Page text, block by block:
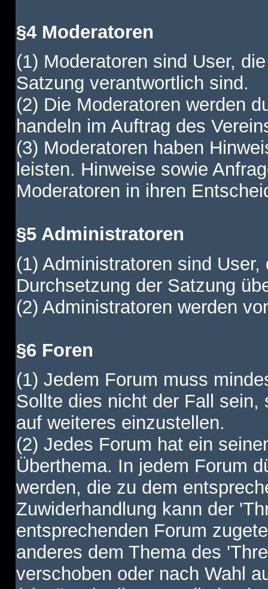
§4 Moderatoren
(1) Moderatoren sind User,
Satzung verantwortlich sind.
(2) Die Moderatoren werden
handeln im Auftrag des
(3) Moderatoren haben
leisten. Hinweise sowie
Moderatoren in ihren
§5 Administratoren
(1) Administratoren sind
Durchsetzung der Satzung
(2) Administratoren werden
§6 Foren
(1) Jedem Forum muss
Sollte dies nicht der Fall
auf weiteres einzustellen.
(2) Jedes Forum hat ein
Überthema. In jedem Forum
werden, die zu dem
Zuwiderhandlung kann der
entsprechenden Forum
anderes dem Thema des
verschoben oder nach Wahl